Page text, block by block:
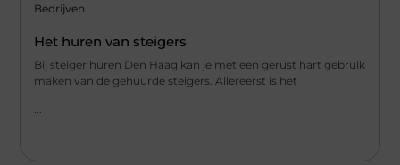
Bedrijven
Het huren van steigers
Bij steiger huren Den Haag kan je met een gerust hart gebruik
maken van de gehuurde steigers. Allereerst is het
...